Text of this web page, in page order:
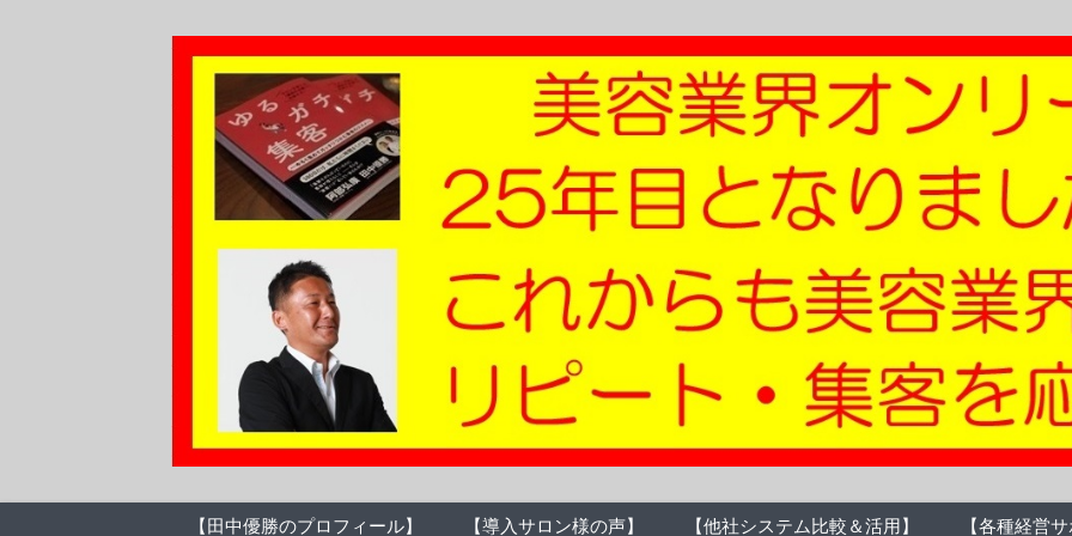
【田中優勝のプロフィール】 【導入サロン様の声】 【他社システム比較＆活用】 【各種経営